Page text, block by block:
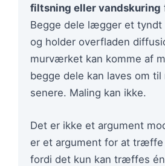
filtsning eller vandskuring
Begge dele lægger et tyndt
og holder overfladen
murværket kan komme af
begge dele kan laves om
senere. Maling kan ikke.
Det er ikke et argument
er et argument for at træffe
fordi det kun kan træffes